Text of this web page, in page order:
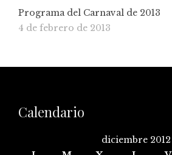
Programa del Carnaval de 2013
4 de febrero de 2013
Calendario
diciembre 2012